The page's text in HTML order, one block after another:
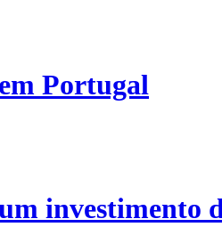
Portugal
investimento